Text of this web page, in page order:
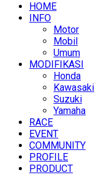
HOME
INFO
Motor
Mobil
Umum
MODIFIKASI
Honda
Kawasaki
Suzuki
Yamaha
RACE
EVENT
COMMUNITY
PROFILE
PRODUCT